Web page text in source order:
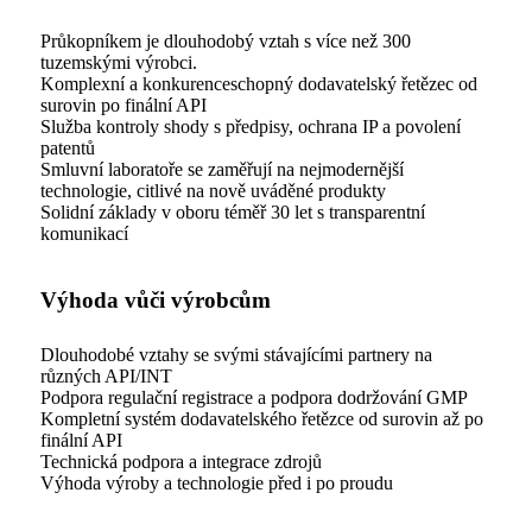
Průkopníkem je dlouhodobý vztah s více než 300
tuzemskými výrobci.
Komplexní a konkurenceschopný dodavatelský řetězec od
surovin po finální API
Služba kontroly shody s předpisy, ochrana IP a povolení
patentů
Smluvní laboratoře se zaměřují na nejmodernější
technologie, citlivé na nově uváděné produkty
Solidní základy v oboru téměř 30 let s transparentní
komunikací
Výhoda vůči výrobcům
Dlouhodobé vztahy se svými stávajícími partnery na
různých API/INT
Podpora regulační registrace a podpora dodržování GMP
Kompletní systém dodavatelského řetězce od surovin až po
finální API
Technická podpora a integrace zdrojů
Výhoda výroby a technologie před i po proudu